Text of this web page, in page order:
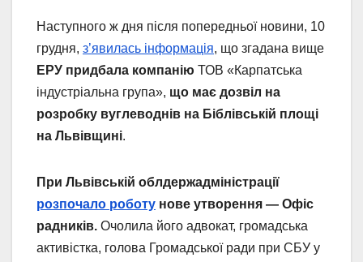
Наступного ж дня після попередньої новини, 10
грудня, з’явилась інформація, що згадана вище
ЕРУ придбала компанію ТОВ «Карпатська
індустріальна група», що має дозвіл на
розробку вуглеводнів на Біблівській площі
на Львівщині.
При Львівській облдержадміністрації
розпочало роботу нове утворення — Офіс
радників. Очолила його адвокат, громадська
активістка, голова Громадської ради при СБУ у